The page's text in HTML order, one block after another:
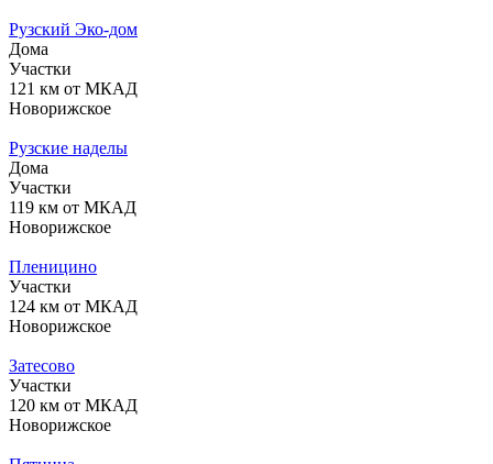
Рузский Эко-дом
Дома
Участки
121 км от МКАД
Новорижское
Рузские наделы
Дома
Участки
119 км от МКАД
Новорижское
Пленицино
Участки
124 км от МКАД
Новорижское
Затесово
Участки
120 км от МКАД
Новорижское